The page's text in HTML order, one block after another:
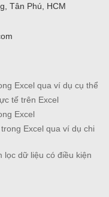
Tân Phú, HCM
Excel qua ví dụ cụ thể
tế trên Excel
Excel
Excel qua ví dụ chi
lọc dữ liệu có điều kiện